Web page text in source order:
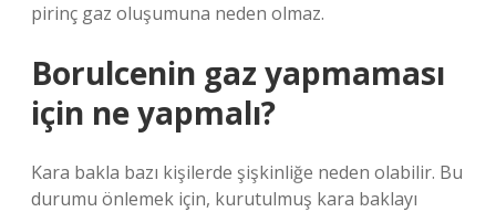
pirinç gaz oluşumuna neden olmaz.
Borulcenin gaz yapmaması
için ne yapmalı?
Kara bakla bazı kişilerde şişkinliğe neden olabilir. Bu
durumu önlemek için, kurutulmuş kara baklayı